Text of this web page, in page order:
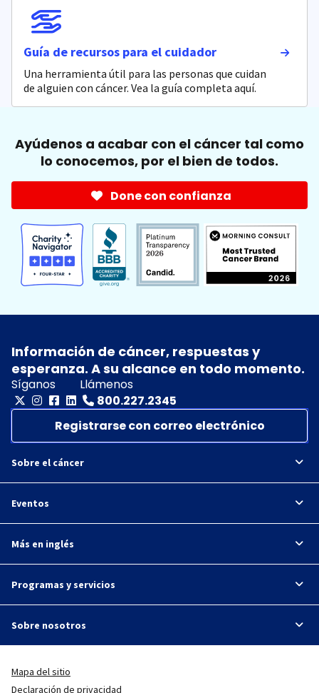
Guía de recursos para el cuidador
Una herramienta útil para las personas que cuidan
de alguien con cáncer. Vea la guía completa aquí.
Ayúdenos a acabar con el cáncer tal como
lo conocemos, por el bien de todos.
Done con confianza
Información de cáncer, respuestas y
esperanza. A su alcance en todo momento.
Síganos
Llámenos
800.227.2345
Registrarse con correo electrónico
Sobre el cáncer
Eventos
Más en inglés
Programas y servicios
Sobre nosotros
Mapa del sitio
Declaración de privacidad